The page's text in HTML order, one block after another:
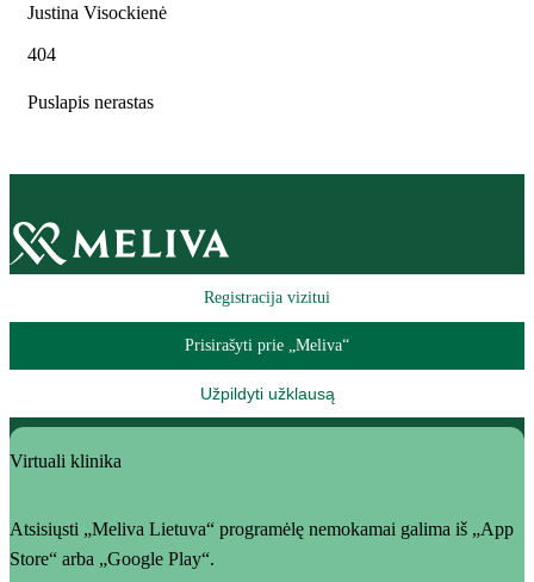
Justina Visockienė
404
Puslapis nerastas
Registracija vizitui
Prisirašyti prie „Meliva“
Užpildyti užklausą
Virtuali klinika
Atsisiųsti „Meliva Lietuva“ programėlę nemokamai galima iš „App
Store“ arba „Google Play“.